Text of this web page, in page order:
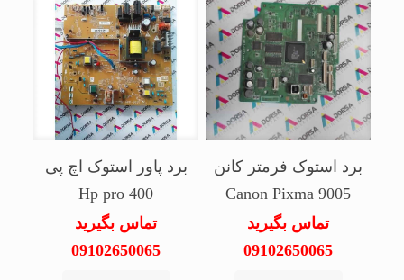
برد استوک فرمتر کانن
Canon Pixma 9005
تماس بگیرید
09102650065
برد پاور استوک اچ پی
Hp pro 400
تماس بگیرید
09102650065